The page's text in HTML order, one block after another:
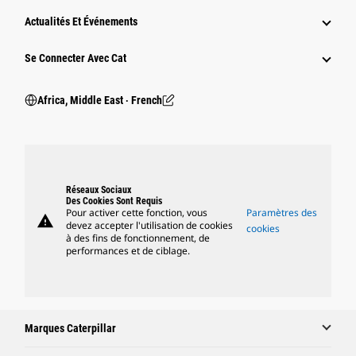
Actualités Et Événements
Se Connecter Avec Cat
Africa, Middle East ‧ French
warning
Réseaux Sociaux
Des Cookies Sont Requis
Pour activer cette fonction, vous
devez accepter l'utilisation de cookies
à des fins de fonctionnement, de
performances et de ciblage.
Paramètres des
cookies
Marques Caterpillar